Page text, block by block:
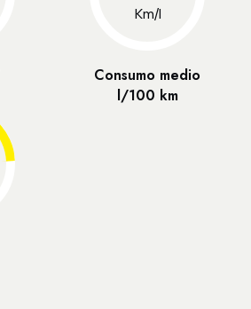
Km/l
Consumo medio
l/100 km